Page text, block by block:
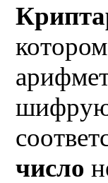
число